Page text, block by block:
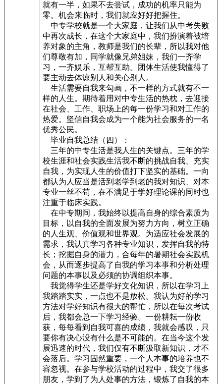
就有一半，如果不去尝试，成功的机率只能为
零。机会来临时，我们就应好好把握住。
中专学校就是一个大家庭，让我们从中考失败
中再次成长，在这个大家庭中，我们扮演着被培
养对象的主角，教师是我们的长辈，所以我对他
们尊敬有加，同学就像兄弟姐妹，我们一齐学
习，一齐娱乐，互帮互助。团体生活使我懂得了
要主动去体谅别人和关心别人。
生活需要自我来勾画，不一样的方式就有不一
样的人生。期待着用对中专生活的热枕，去迎接
在社会、工作、职场上的每一份学习和对工作的
热爱。坚信自我会成为一个能为社会服务的一名
优秀公民。
毕业自我总结（四）：
三年的中专生活是我人生的关键点。三年的学
校生涯和社会实践生活我不断的挑战自我、充实
自我，为实现人生的价值打下坚实的基础。一向
都认为人应当是活到老学到老的我对知识、对本
专业一丝不苟，在不满足于学好理论课的同时也
注重于临床实践。
在中专期间，我始终以提高自身的综合素质为
目标，以自我的全面发展为努力方向，树立正确
的人生观、价值观和世界观。为适应社会发展的
需求，我认真学习各种专业知识，发挥自我的特
长；挖掘自身的潜力，合每年的暑期社会实践机
会，从而逐步提高了自我的学习本事和分析处理
问题的本事以及必须的协调组织本事。
我觉得学生还是学好文化知识，所以在学习上
我踏踏实实，一点也不是放松。我认为好的学习
方法对学好知识有很大的帮忙，所以在每次考试
后，我都会总一下学习经验。一份耕耘一份收
获，每每看到自我可喜的成绩，我就会感叹，只
要你有决心没有什么是不可能的。在当今这个发
展迅速的时代，我们仅有不断汲取新知识，才不
会落后。学习固然重要，一个人本事的培养也不
容忽视。在参与学校活动的过程中，我交了很多
朋友，学到了为人处事的方法，锻炼了自我的本